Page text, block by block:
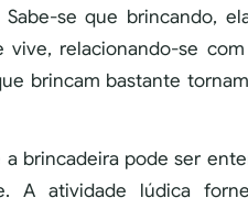
se que brincando,
relacionando-se
brincam bastante
brincadeira pode ser
A atividade lúdica